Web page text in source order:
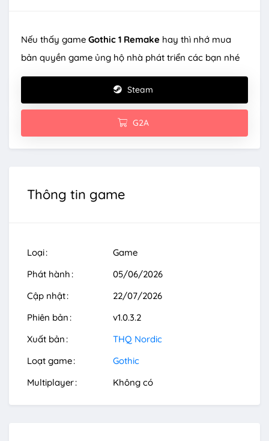
Nếu thấy game Gothic 1 Remake hay thì nhớ mua
bản quyền game ủng hộ nhà phát triển các bạn nhé
Steam
G2A
Thông tin game
Loại
Game
Phát hành
05/06/2026
Cập nhật
22/07/2026
Phiên bản
v1.0.3.2
Xuất bản
THQ Nordic
Loạt game
Gothic
Multiplayer
Không có